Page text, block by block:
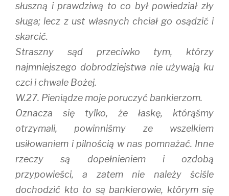
słuszną i prawdziwą to co był powiedział zły
sługa; lecz z ust własnych chciał go osądzić i
skarcić.
Straszny sąd przeciwko tym, którzy
najmniejszego dobrodziejstwa nie używają ku
czci i chwale Bożej.
W.27. Pieniądze moje poruczyć bankierzom.
Oznacza się tylko, że łaskę, którąśmy
otrzymali, powinniśmy ze wszelkiem
usiłowaniem i pilnością w nas pomnażać. Inne
rzeczy są dopełnieniem i ozdobą
przypowieści, a zatem nie należy ściśle
dochodzić kto to są bankierowie, którym się